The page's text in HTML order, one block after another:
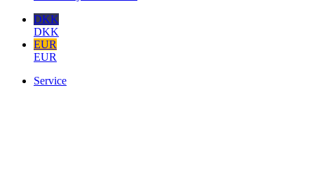
DKK
DKK
EUR
EUR
Service